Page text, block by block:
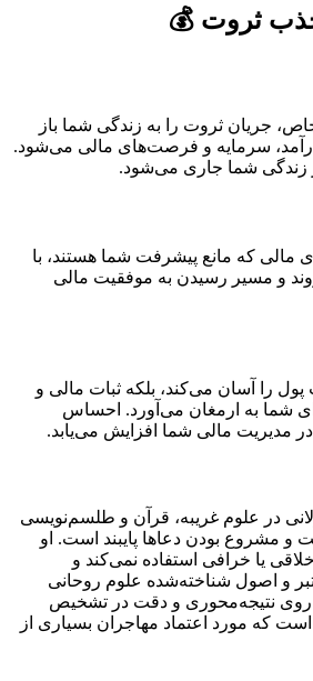
ثروت 💰
جریان ثروت را به زندگی شما باز
سرمایه و فرصت‌های مالی می‌شود.
شما جاری می‌شود.
مالی که مانع پیشرفت شما هستند، با
و مسیر رسیدن به موفقیت مالی
را آسان می‌کند، بلکه ثبات مالی و
شما به ارمغان می‌آورد. احساس
مدیریت مالی شما افزایش می‌یابد.
در علوم غریبه، قرآن و طلسم‌نویسی
و مشروع بودن دعاها پایبند است. او
یا خرافی استفاده نمی‌کند و
و اصول شناخته‌شده علوم روحانی
روی نتیجه‌محوری و دقت در تشخیص
که مورد اعتماد مهاجران بسیاری از